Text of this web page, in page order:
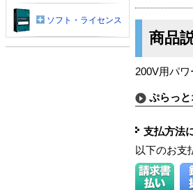
商品
200V用パ
ぷらっ
支払方法
以下のお支
ソフト・ライセンス